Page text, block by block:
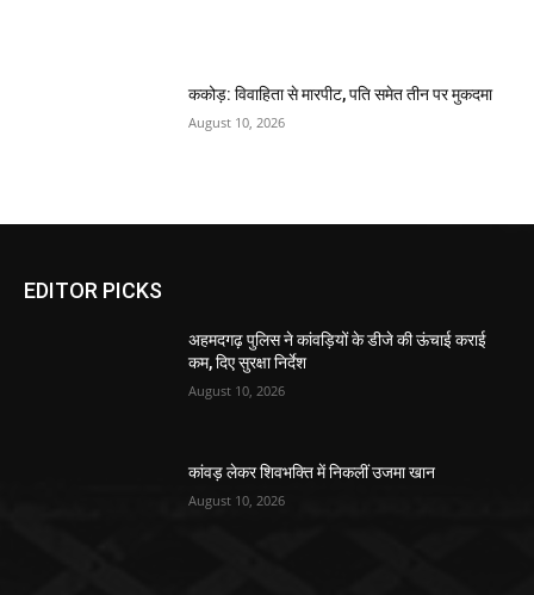
ककोड़: विवाहिता से मारपीट, पति समेत तीन पर मुकदमा
August 10, 2026
EDITOR PICKS
अहमदगढ़ पुलिस ने कांवड़ियों के डीजे की ऊंचाई कराई
कम, दिए सुरक्षा निर्देश
August 10, 2026
कांवड़ लेकर शिवभक्ति में निकलीं उजमा खान
August 10, 2026